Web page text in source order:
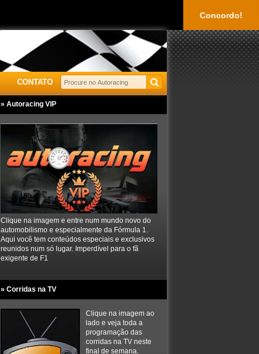
Concordo!
CONTATO
» Autoracing VIP
Clique na imagem e entre num mundo novo do
automobilismo e especialmente da Fórmula 1.
Aqui você tem conteúdos especiais e exclusivos
reunidos num só lugar. Imperdível para o fã
exigente de F1
» Corridas na TV
Clique na imagem ao
lado e veja toda a
programação das
corridas na TV neste
final de semana.